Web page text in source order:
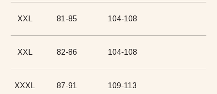
XXL 81-85 104-108
XXL 82-86 104-108
XXXL 87-91 109-113